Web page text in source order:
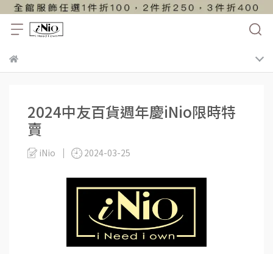
2024中友百貨週年慶iNio限時特
賣
iNio 2024-03-25